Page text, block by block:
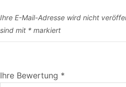
Ihre E-Mail-Adresse wird nicht
sind mit * markiert
Ihre Bewertung *